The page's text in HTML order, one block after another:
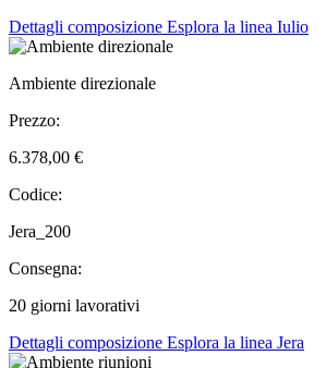
Dettagli composizione Esplora la linea Iulio
Ambiente direzionale
Prezzo:
6.378,00 €
Codice:
Jera_200
Consegna:
20 giorni lavorativi
Dettagli composizione Esplora la linea Jera